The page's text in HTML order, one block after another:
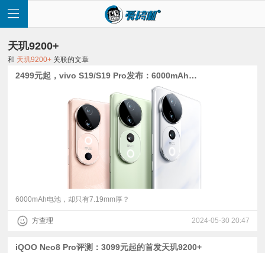
讯
天玑9200+
和 天玑9200+ 关联的文章
2499元起，vivo S19/S19 Pro发布：6000mAh直屏7 Gen 3、IP69的曲屏天玑9200+
6000mAh电池，却只有7.19mm厚？
方查理 2024-05-30 20:47
iQOO Neo8 Pro评测：3099元起的首发天玑9200+